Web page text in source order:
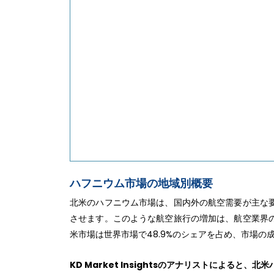
ハフニウム市場の地域別概要
北米のハフニウム市場は、国内外の航空需要が主
させます。このような航空旅行の増加は、航空業
米市場は世界市場で48.9%のシェアを占め、市場の
KD Market Insightsのアナリストによると、北米